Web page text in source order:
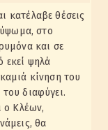
κατέλαβε θέσεις
ύψωμα, στο
και σε
εκεί ψηλά
κίνηση του
διαφύγει.
ο Κλέων,
θα